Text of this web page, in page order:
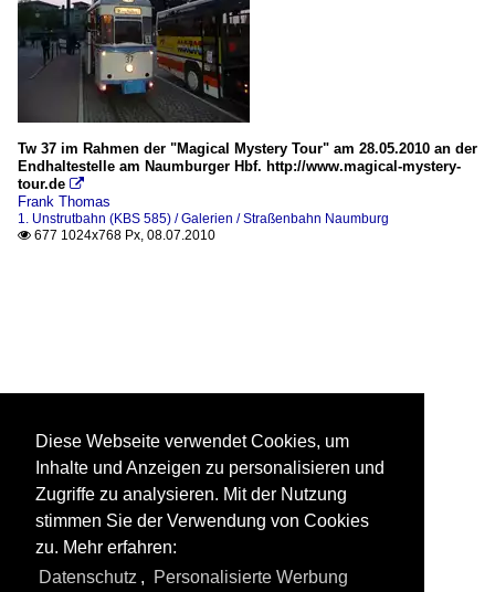
Tw 37 im Rahmen der "Magical Mystery Tour" am 28.05.2010 an der
Endhaltestelle am Naumburger Hbf. http://www.magical-mystery-
tour.de 
Frank Thomas
1. Unstrutbahn (KBS 585) / Galerien / Straßenbahn Naumburg
 677 1024x768 Px, 08.07.2010
Diese Webseite verwendet Cookies, um
Inhalte und Anzeigen zu personalisieren und
Zugriffe zu analysieren. Mit der Nutzung
stimmen Sie der Verwendung von Cookies
zu. Mehr erfahren:
Datenschutz , Personalisierte Werbung